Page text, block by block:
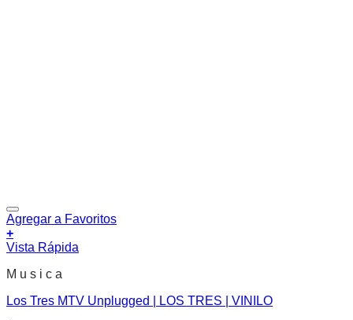
Agregar a Favoritos
+
Vista Rápida
M u s i c a
Los Tres MTV Unplugged | LOS TRES | VINILO